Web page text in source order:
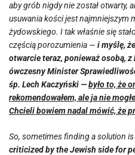
aby grób nigdy nie został otwarty,
usuwania kości jest najmniejszym
żydowskiego. I tak właśnie się
częścią porozumienia — i myślę,
otwarcie teraz, ponieważ osobą, z
ówczesny Minister
śp. Lech Kaczyński —było to, że
rekomendowałem, ale ja nie
Chcieli bowiem nadal mówić, że
So, sometimes finding a solution
criticized by the Jewish side for